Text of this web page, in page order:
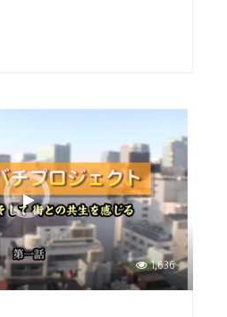
1,636